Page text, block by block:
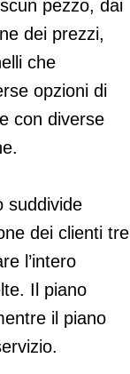
pezzo, dai
dei prezzi,
che
opzioni di
con diverse
suddivide
dei clienti tre
l’intero
Il piano
il piano